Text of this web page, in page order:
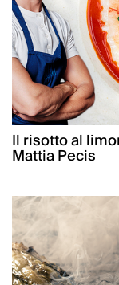
Il risotto al
Mattia Pecis